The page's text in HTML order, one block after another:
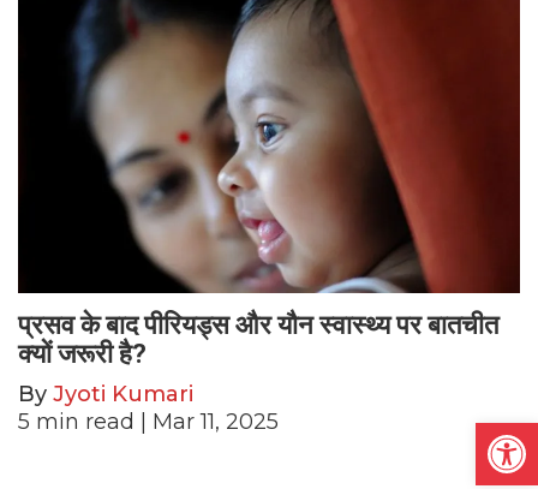
प्रसव के बाद पीरियड्स और यौन स्वास्थ्य पर बातचीत
क्यों जरूरी है?
By Jyoti Kumari
5 min read | Mar 11, 2025